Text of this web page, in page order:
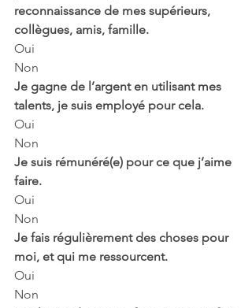
reconnaissance de mes supérieurs,
collègues, amis, famille.
Oui
Non
Je gagne de l’argent en utilisant mes
talents, je suis employé pour cela.
Oui
Non
Je suis rémunéré(e) pour ce que j’aime
faire.
Oui
Non
Je fais régulièrement des choses pour
moi, et qui me ressourcent.
Oui
Non